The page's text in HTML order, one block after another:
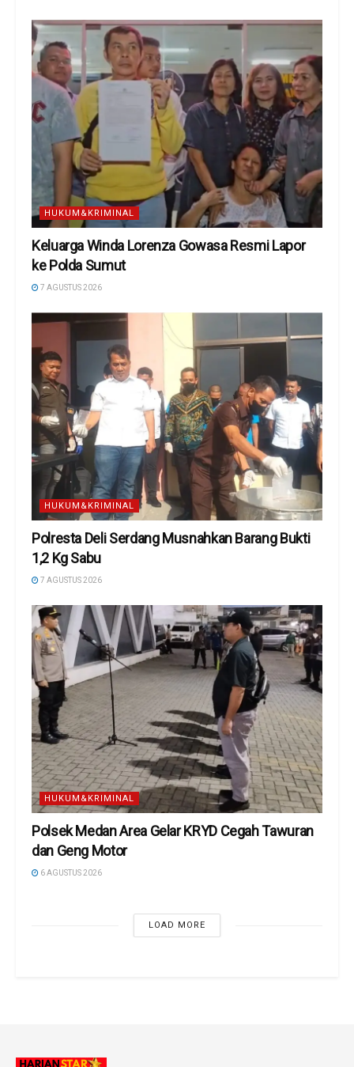
HUKUM&KRIMINAL
Keluarga Winda Lorenza Gowasa Resmi Lapor
ke Polda Sumut
7 AGUSTUS 2026
HUKUM&KRIMINAL
Polresta Deli Serdang Musnahkan Barang Bukti
1,2 Kg Sabu
7 AGUSTUS 2026
HUKUM&KRIMINAL
Polsek Medan Area Gelar KRYD Cegah Tawuran
dan Geng Motor
6 AGUSTUS 2026
LOAD MORE